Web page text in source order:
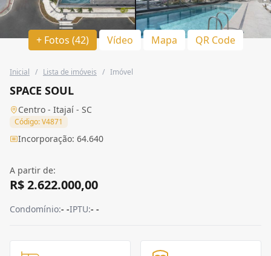
+ Fotos (42) Vídeo Mapa QR Code
Inicial / Lista de imóveis / Imóvel
SPACE SOUL
Centro - Itajaí - SC
Código: V4871
Incorporação: 64.640
A partir de:
R$ 2.622.000,00
Condomínio:- -IPTU:- -